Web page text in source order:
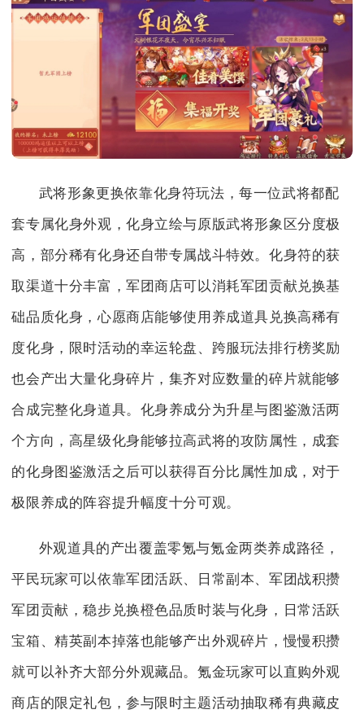
武将形象更换依靠化身符玩法，每一位武将都配
套专属化身外观，化身立绘与原版武将形象区分度极
高，部分稀有化身还自带专属战斗特效。化身符的获
取渠道十分丰富，军团商店可以消耗军团贡献兑换基
础品质化身，心愿商店能够使用养成道具兑换高稀有
度化身，限时活动的幸运轮盘、跨服玩法排行榜奖励
也会产出大量化身碎片，集齐对应数量的碎片就能够
合成完整化身道具。化身养成分为升星与图鉴激活两
个方向，高星级化身能够拉高武将的攻防属性，成套
的化身图鉴激活之后可以获得百分比属性加成，对于
极限养成的阵容提升幅度十分可观。
外观道具的产出覆盖零氪与氪金两类养成路径，
平民玩家可以依靠军团活跃、日常副本、军团战积攒
军团贡献，稳步兑换橙色品质时装与化身，日常活跃
宝箱、精英副本掉落也能够产出外观碎片，慢慢积攒
就可以补齐大部分外观藏品。氪金玩家可以直购外观
商店的限定礼包，参与限时主题活动抽取稀有典藏皮